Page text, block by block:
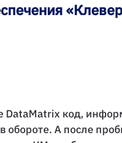
DataMatrix код,
в обороте. А после